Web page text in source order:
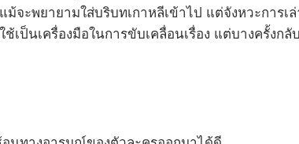
ะพยายามใส่บริบทเกาหลีเข้าไป แต่จังหวะการเล่
ป็นเครื่องมือในการขับเคลื่อนเรื่อง แต่บางครั้งกลั